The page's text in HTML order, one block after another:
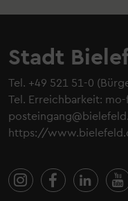
Stadt
Tel. +49 521 51-0
Tel. Erreichbarkeit:
https://